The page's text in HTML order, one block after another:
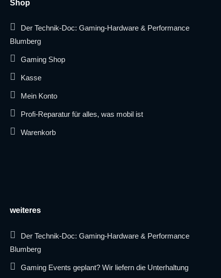
Shop
Der Technik-Doc: Gaming-Hardware & Performance
Blumberg
Gaming Shop
Kasse
Mein Konto
Profi-Reparatur für alles, was mobil ist
Warenkorb
weiteres
Der Technik-Doc: Gaming-Hardware & Performance
Blumberg
Gaming Events geplant? Wir liefern die Unterhaltung